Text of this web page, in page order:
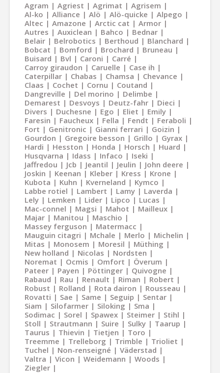
Agram Agriest Agrimat
Agrisem
Al-ko
Alliance Alö Alö-quicke
Alpego
Altec
Amazone Arctic cat
Armor
Autres
Auxiclean Bahco
Bednar
Belair
Belrobotics Berthoud
Blanchard
Bobcat
Bomford Brochard
Bruneau
Buisard
Bvl Caroni
Carré
Carroy giraudon
Caruelle
Case ih
Caterpillar
Chabas Chamsa
Chevance
Claas
Cochet Cornu
Coutand
Dangreville
Del morino
Delimbe
Demarest
Desvoys Deutz-fahr
Dieci
Divers
Duchesne Ego Eliet
Emily
Faresin
Faucheux Fella Fendt
Feraboli
Fort
Genitronic Gianni ferrari
Goizin
Gourdon
Gregoire besson Grillo
Gyrax
Hardi
Hesston Honda Horsch
Huard
Husqvarna
Idass Infaco
Iseki
Jaffredou
Jcb Jeantil Jeulin
John deere
Joskin
Keenan Kleber Kress
Krone
Kubota
Kuhn Kverneland
Kymco
Labbe rotiel
Lambert Lamy
Laverda
Lely
Lemken Lider Lipco
Lucas
Mac-connel
Magsi Mahot
Mailleux
Majar
Manitou
Maschio
Massey ferguson
Matermacc
Mauguin citagri
Mchale Merlo
Michelin
Mitas
Monosem Moresil
Müthing
New holland
Nicolas
Nordsten
Noremat
Ocmis Omfort
Överum
Pateer
Payen Pöttinger
Quivogne
Rabaud
Rau Renault Riman
Robert
Robust
Rolland Rota dairon
Rousseau
Rovatti
Sae Same Seguip
Sentar
Siam
Silofarmer Siloking
Sma
Sodimac
Sorel Spawex Steimer
Stihl
Stoll
Strautmann Suire Sulky
Taarup
Taurus
Thievin Tietjen
Toro
Treemme
Trelleborg Trimble
Trioliet
Tuchel
Non-renseigné
Väderstad
Valtra
Vicon Weidemann
Woods
Ziegler